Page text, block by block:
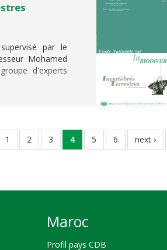
par le
Mohamed
d'experts
page
1 page
2 page
3
page
courante
4 page
5 page
6
page
suivante
next ›
Maroc
Profil pays CDB